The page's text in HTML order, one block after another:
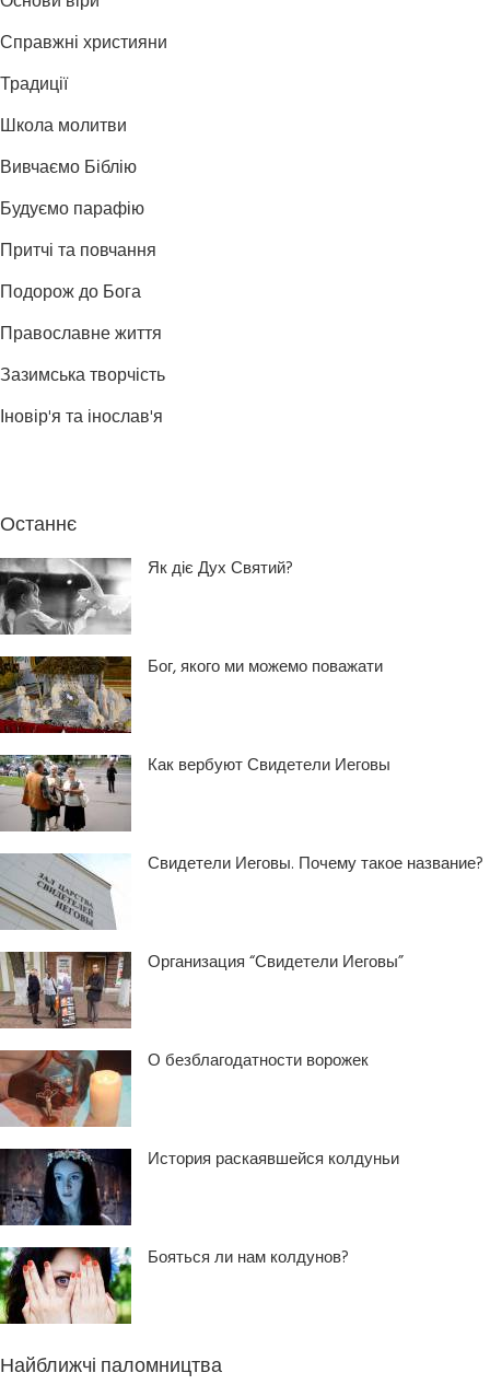
Справжні християни
Традиції
Школа молитви
Вивчаємо Біблію
Будуємо парафію
Притчі та повчання
Подорож до Бога
Православне життя
Зазимська творчість
Іновір'я та інослав'я
Останнє
Як діє Дух Святий?
Бог, якого ми можемо поважати
Как вербуют Свидетели Иеговы
Свидетели Иеговы. Почему такое название?
Организация “Свидетели Иеговы”
О безблагодатности ворожек
История раскаявшейся колдуньи
Бояться ли нам колдунов?
Найближчі паломництва